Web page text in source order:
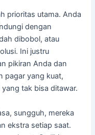
prioritas utama. Anda
dengan
dibobol, atau
Ini justru
pikiran Anda dan
pagar yang kuat,
tak bisa ditawar.
sungguh, mereka
ekstra setiap saat.